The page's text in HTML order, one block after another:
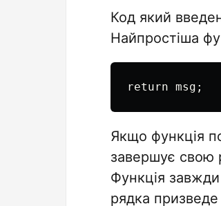
Код який
Найпростіша
Якщо функція
завершує свою
Функція
рядка